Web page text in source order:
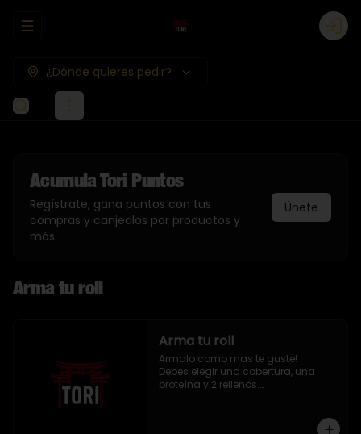
Abrir menu de navegación Login
¿Dónde quieres pedir?
AcumulaTori Puntos
Regístrate, gana puntos con tus
compras y canjealos por productos y
más
Únete
Arma tu roll
Arma tu roll
Armalo como mas te guste!
Debes elegir una cobertura, una
proteína y 2 rellenos.